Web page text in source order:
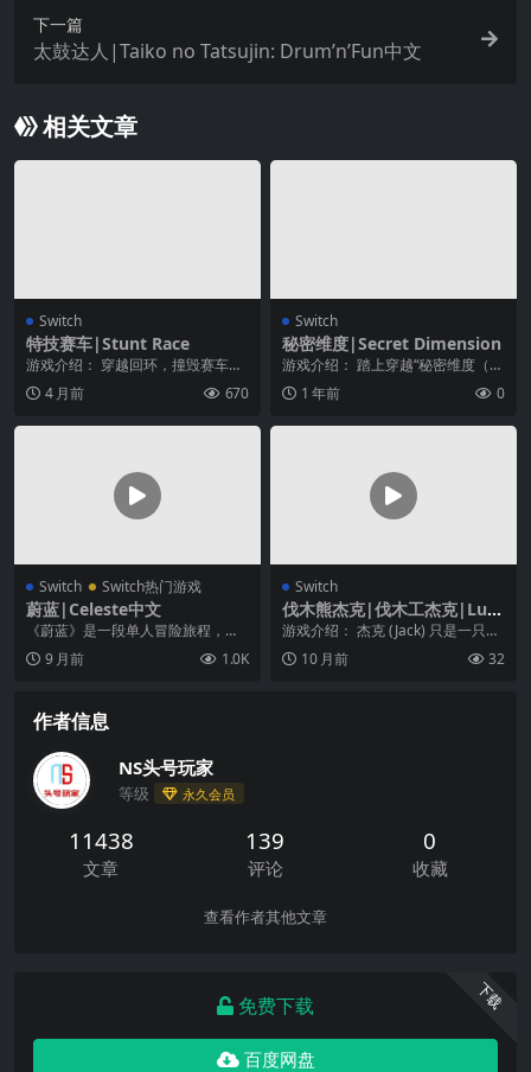
下一篇
太鼓达人|Taiko no Tatsujin: Drum’n’Fun中文
相关文章
Switch
特技赛车|Stunt Race
游戏介绍： 穿越回环，撞毁赛车，
在城市上空完成疯狂特技！穿越回
环，撞毁赛车，在城...
4 月前 670
Switch
秘密维度|Secret Dimension
游戏介绍： 踏上穿越“秘密维度（秘
密空间）”的旅程，这是一款能挑战
你极限的脑力激...
1 年前 0
Switch Switch热门游戏
蔚蓝|Celeste中文
《蔚蓝》是一段单人冒险旅程，由
像妈妈口吻一样的叙事推动，其中
有魅力非凡的角色和关...
9 月前 1.0K
Switch
伐木熊杰克|伐木工杰克|Lum
bearJack
游戏介绍： 杰克 (Jack) 只是一只普
普通通的熊，有一个简简单单的梦
想：用自...
10 月前 32
作者信息
NS头号玩家
等级 永久会员
11438
文章
139
评论
0
收藏
查看作者其他文章
下载
免费下载
百度网盘